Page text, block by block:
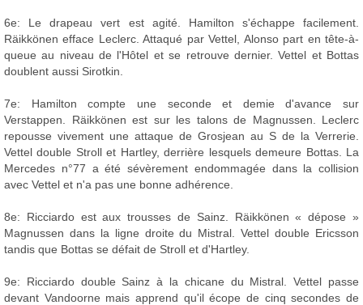
6e: Le drapeau vert est agité. Hamilton s'échappe facilement.
Räikkönen efface Leclerc. Attaqué par Vettel, Alonso part en tête-à-
queue au niveau de l'Hôtel et se retrouve dernier. Vettel et Bottas
doublent aussi Sirotkin.
7e: Hamilton compte une seconde et demie d'avance sur
Verstappen. Räikkönen est sur les talons de Magnussen. Leclerc
repousse vivement une attaque de Grosjean au S de la Verrerie.
Vettel double Stroll et Hartley, derrière lesquels demeure Bottas. La
Mercedes n°77 a été sévèrement endommagée dans la collision
avec Vettel et n'a pas une bonne adhérence.
8e: Ricciardo est aux trousses de Sainz. Räikkönen « dépose »
Magnussen dans la ligne droite du Mistral. Vettel double Ericsson
tandis que Bottas se défait de Stroll et d'Hartley.
9e: Ricciardo double Sainz à la chicane du Mistral. Vettel passe
devant Vandoorne mais apprend qu'il écope de cinq secondes de